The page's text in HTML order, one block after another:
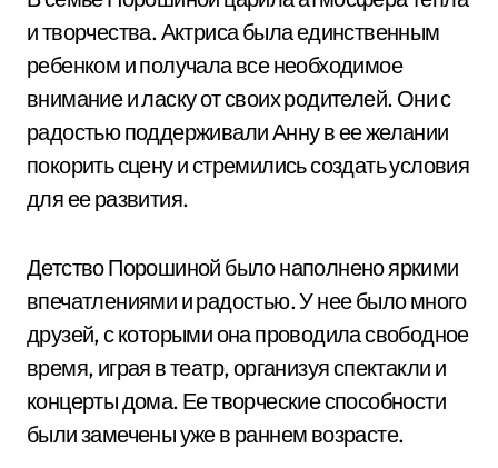
и творчества. Актриса была единственным
ребенком и получала все необходимое
внимание и ласку от своих родителей. Они с
радостью поддерживали Анну в ее желании
покорить сцену и стремились создать условия
для ее развития.
Детство Порошиной было наполнено яркими
впечатлениями и радостью. У нее было много
друзей, с которыми она проводила свободное
время, играя в театр, организуя спектакли и
концерты дома. Ее творческие способности
были замечены уже в раннем возрасте.